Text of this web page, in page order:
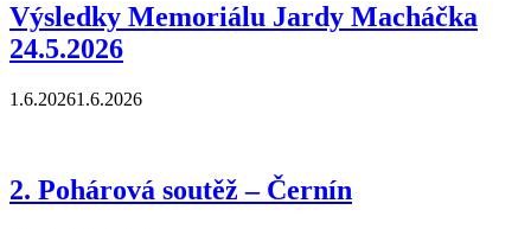
Výsledky Memoriálu Jardy Macháčka
24.5.2026
1.6.20261.6.2026
2. Pohárová soutěž – Černín